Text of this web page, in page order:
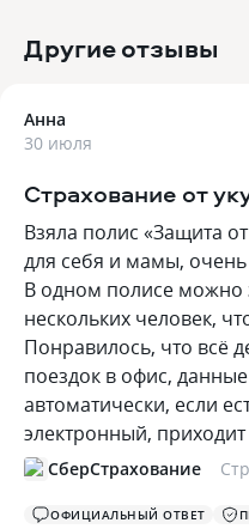
Другие отзывы
Анна
30 июля
Страхование от
Взяла полис «Защита
для себя и мамы,
В одном полисе можно
нескольких человек,
Понравилось, что всё
поездок в офис,
автоматически, если
электронный,
СберСтрахование
ОФИЦИАЛЬНЫЙ ОТВЕТ